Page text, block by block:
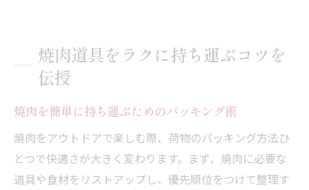
焼肉道具をラクに持ち運ぶコツを
伝授
焼肉を簡単に持ち運ぶためのパッキング術
焼肉をアウトドアで楽しむ際、荷物のパッキング方法ひ
とつで快適さが大きく変わります。まず、焼肉に必要な
道具や食材をリストアップし、優先順位をつけて整理す